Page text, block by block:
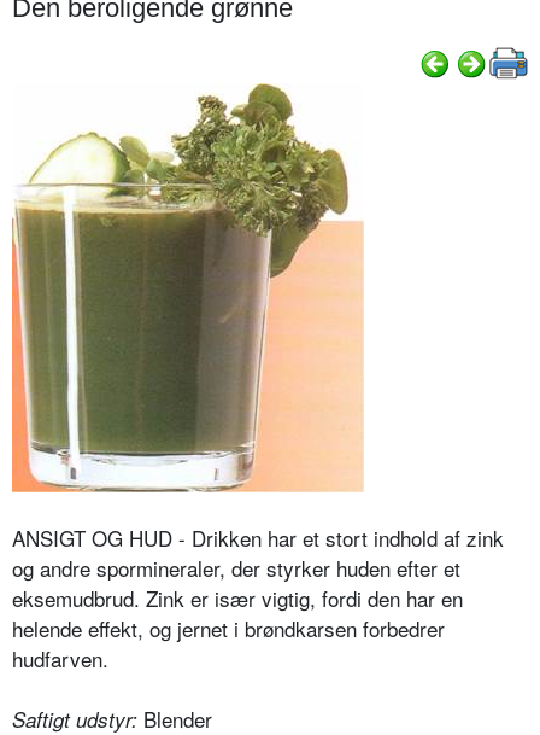
Den beroligende grønne
ANSIGT OG HUD - Drikken har et stort indhold af zink
og andre spormineraler, der styrker huden efter et
eksemudbrud. Zink er især vigtig, fordi den har en
helende effekt, og jernet i brøndkarsen forbedrer
hudfarven.
Saftigt udstyr: Blender